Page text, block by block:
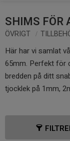
SHIMS FÖR
ÖVRIGT
Här har vi samlat
65mm. Perfekt för
bredden på ditt
tjocklek på 1mm,